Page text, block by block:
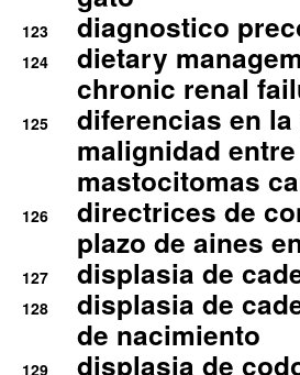
123 diagnostico
124
dietary
chronic renal
125
diferencias en
malignidad
mastocitomas
126
directrices de
plazo de aines
127 displasia de
128
displasia de
de nacimiento
129 displasia de